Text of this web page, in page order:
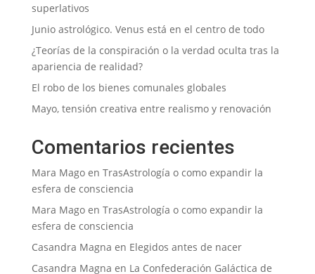
superlativos
Junio astrológico. Venus está en el centro de todo
¿Teorías de la conspiración o la verdad oculta tras la
apariencia de realidad?
El robo de los bienes comunales globales
Mayo, tensión creativa entre realismo y renovación
Comentarios recientes
Mara Magoen TrasAstrología o como expandir la
esfera de consciencia
Mara Magoen TrasAstrología o como expandir la
esfera de consciencia
Casandra Magna en Elegidos antes de nacer
Casandra Magna en La Confederación Galáctica de